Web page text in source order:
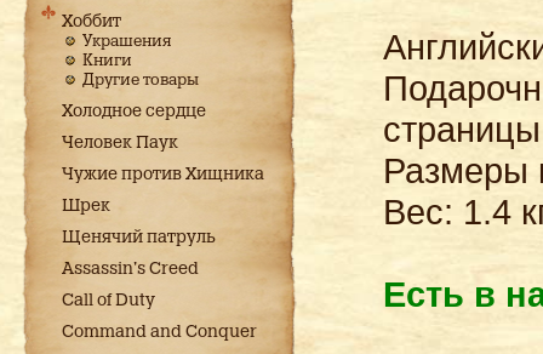
Хоббит
Украшения
Книги
Другие товары
Холодное сердце
Человек Паук
Чужие против Хищника
Шрек
Щенячий патруль
Assassin's Creed
Call of Duty
Command and Conquer
страницы
Размеры
Вес: 1.4
Есть в